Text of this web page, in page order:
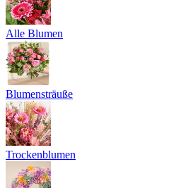
Alle Blumen
Blumensträuße
Trockenblumen